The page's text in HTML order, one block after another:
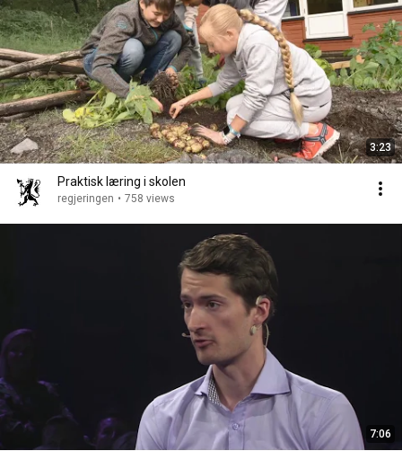
3:23
Praktisk læring i skolen
regjeringen • 758 views
7:06